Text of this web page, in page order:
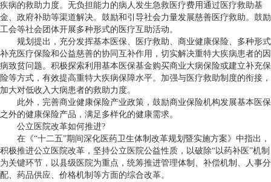
疾病的救助力度。无负担能力的病人发生急救医疗费用通过医疗救助基
金、政府补助等渠道解决。鼓励和引导社会力量发展慈善医疗救助。鼓励
工会等社会团体开展多种形式的医疗互助活动。
规划提出，充分发挥基本医保、医疗救助、商业健康保险、多种形式
补充医疗保险和公益慈善的协同互补作用，切实解决重特大疾病患者的因
病致贫问题。积极探索利用基本医保基金购买商业大病保险或建立补充保
险等方式，有效提高重特大疾病保障水平。加强与医疗救助制度的衔接，
加大对低收入大病患者的救助力度。
此外，完善商业健康保险产业政策，鼓励商业保险机构发展基本医保
之外的健康保险产品，满足多样化的健康需求。
公立医院改革如何推进?
在《“十二五”期间深化医药卫生体制改革规划暨实施方案》中指出，
积极推进公立医院改革，坚持公立医院公益性质，以破除“以药补医”机制
为关键环节，以县级医院为重点，统筹推进管理体制、补偿机制、人事分
配、药品供应、价格机制等方面的综合改革。